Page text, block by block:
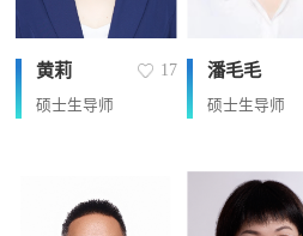
黄莉 17
硕士生导师
潘毛毛
硕士生导师